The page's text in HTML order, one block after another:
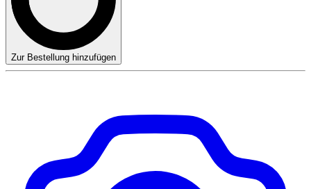
Zur Bestellung hinzufügen